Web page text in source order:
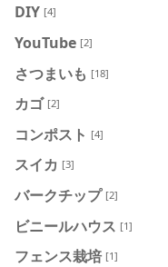
DIY [4]
YouTube [2]
さつまいも [18]
カゴ [2]
コンポスト [4]
スイカ [3]
バークチップ [2]
ビニールハウス [1]
フェンス栽培 [1]